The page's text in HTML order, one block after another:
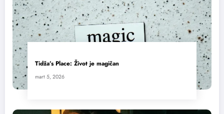
Tidža’s Place: Život je magičan
mart 5, 2026